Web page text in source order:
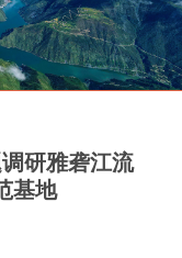
研雅砻江流
基地